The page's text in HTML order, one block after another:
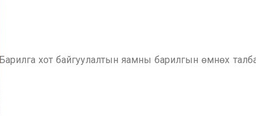
Барилга хот байгуулалтын яамны барилгын өмнөх